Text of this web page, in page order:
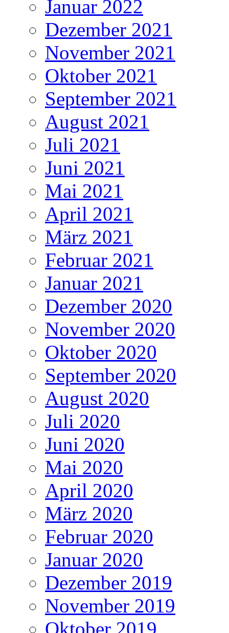
Januar 2022
Dezember 2021
November 2021
Oktober 2021
September 2021
August 2021
Juli 2021
Juni 2021
Mai 2021
April 2021
März 2021
Februar 2021
Januar 2021
Dezember 2020
November 2020
Oktober 2020
September 2020
August 2020
Juli 2020
Juni 2020
Mai 2020
April 2020
März 2020
Februar 2020
Januar 2020
Dezember 2019
November 2019